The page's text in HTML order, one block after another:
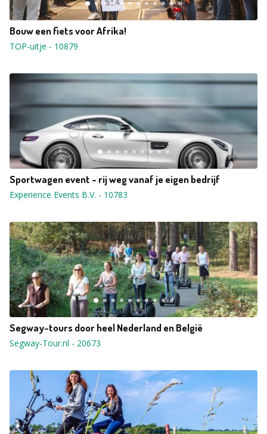
Bouw een fiets voor Afrika!
TOP-uitje - 10879
Sportwagen event - rij weg vanaf je eigen bedrijf
Experience Events B.V. - 10783
Segway-tours door heel Nederland en België
Segway-Tour.nl - 20673